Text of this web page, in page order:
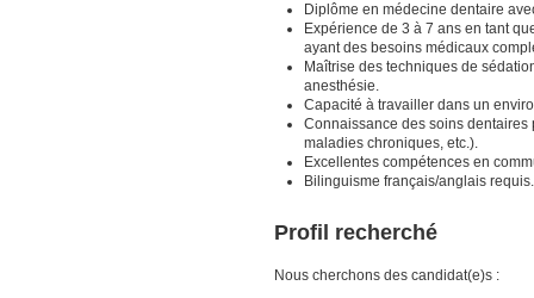
Diplôme en médecine dentaire
Expérience de 3 à 7 ans en tant
ayant des besoins médicaux
Maîtrise des techniques de
anesthésie.
Capacité à travailler dans un
Connaissance des soins
maladies chroniques, etc.).
Excellentes compétences en
Bilinguisme français/anglais requis.
Profil recherché
Nous cherchons des candidat(e)s :